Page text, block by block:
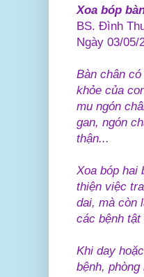
Xoa bóp
BS. Đình
Ngày 03/05/
Bàn chân
khỏe của
mu ngón
gan, ngón
thận...
Xoa bóp hai
thiện việc
dai, mà còn
các bệnh tật
Khi day
bệnh,